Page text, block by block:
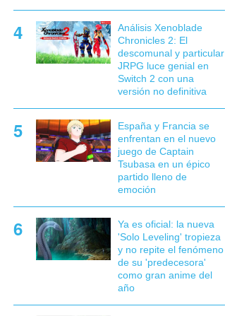
Análisis Xenoblade
Chronicles 2: El
descomunal y particular
JRPG luce genial en
Switch 2 con una
versión no definitiva
España y Francia se
enfrentan en el nuevo
juego de Captain
Tsubasa en un épico
partido lleno de
emoción
Ya es oficial: la nueva
'Solo Leveling' tropieza
y no repite el fenómeno
de su 'predecesora'
como gran anime del
año